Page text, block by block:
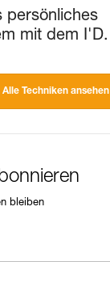
persönliches
mit dem I'D.
Alle Techniken ansehen
bleiben